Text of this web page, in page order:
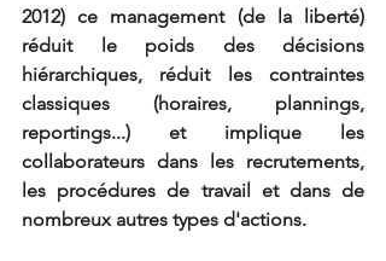
2012) ce management (de la liberté)
réduit le poids des décisions
hiérarchiques, réduit les contraintes
classiques (horaires, plannings,
reportings...) et implique les
collaborateurs dans les recrutements,
les procédures de travail et dans de
nombreux autres types d'actions.